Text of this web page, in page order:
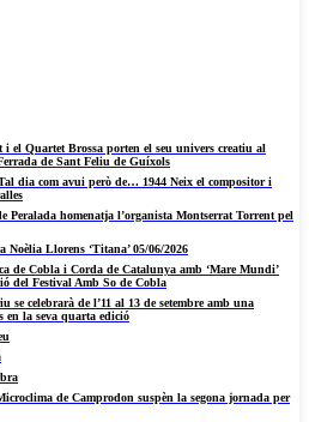
i el Quartet Brossa porten el seu univers creatiu al
de Sant Feliu de Guíxols
dia com avui però de… 1944 Neix el compositor i
Peralada homenatja l’organista Montserrat Torrent pel
Noèlia Llorens ‘Titana’ 05/06/2026
de Cobla i Corda de Catalunya amb ‘Mare Mundi’
del Festival Amb So de Cobla
se celebrarà de l’11 al 13 de setembre amb una
en la seva quarta edició
de Camprodon suspèn la segona jornada per